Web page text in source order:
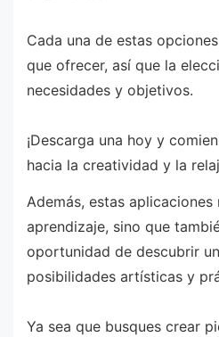
Cada una de estas
que ofrecer, así que la
necesidades y objetivos.
¡Descarga una hoy y
hacia la creatividad y la
Además, estas
aprendizaje, sino que
oportunidad de descubrir
posibilidades artísticas y
Ya sea que busques crear